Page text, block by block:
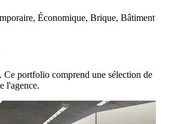
Économique, Brique, Bâtiment
portfolio comprend une sélection de
l'agence.